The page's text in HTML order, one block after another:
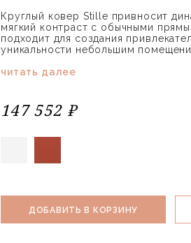
Круглый ковер Stille привносит
мягкий контраст с обычными
подходит для создания
уникальности небольшим
читать далее
147 552 ₽
ДОБАВИТЬ В КОРЗИНУ